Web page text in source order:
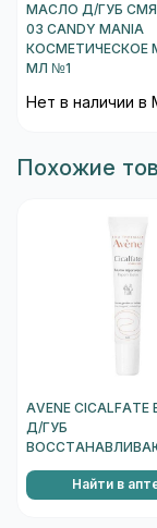
МАСЛО Д/ГУБ
03 CANDY MANIA
КОСМЕТИЧЕСКОЕ
МЛ №1
Нет в наличии в
Похожие
AVENE
Д/ГУБ
Найти в